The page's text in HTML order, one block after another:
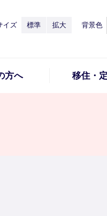
イズ 標準 拡大 背景色
方へ 移住・